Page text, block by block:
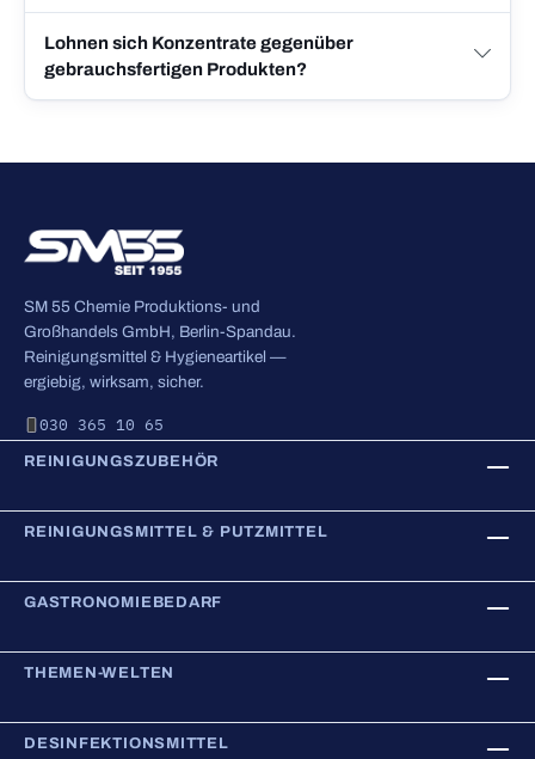
Lohnen sich Konzentrate gegenüber
gebrauchsfertigen Produkten?
SM 55 Chemie Produktions- und
Großhandels GmbH, Berlin-Spandau.
Reinigungsmittel & Hygieneartikel —
ergiebig, wirksam, sicher.
030 365 10 65
REINIGUNGSZUBEHÖR
REINIGUNGSMITTEL & PUTZMITTEL
GASTRONOMIEBEDARF
THEMEN-WELTEN
DESINFEKTIONSMITTEL